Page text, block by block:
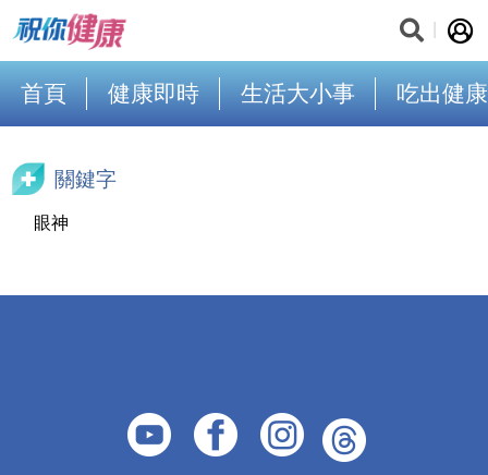
首頁 健康即時 生活大小事 吃出健康
關鍵字
眼神